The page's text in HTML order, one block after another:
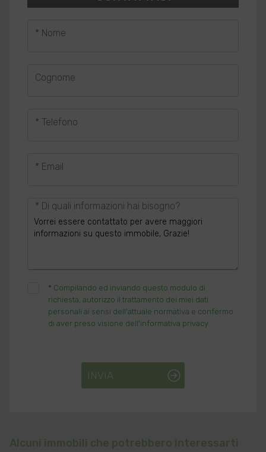
* Nome
Cognome
* Telefono
* Email
* Di quali informazioni hai bisogno?
* Compilando ed inviando questo modulo di
richiesta, autorizzo il trattamento dei miei dati
personali ai sensi dell'attuale normativa e confermo
di aver preso visione dell'informativa privacy.
INVIA
Alcuni immobili che potrebbero interessarti